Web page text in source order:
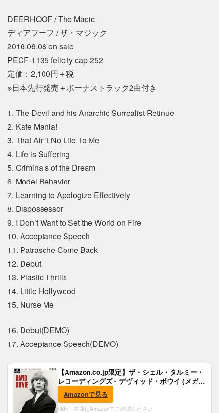
DEERHOOF / The Magic
ディアフーフ / ザ・マジック
2016.06.08 on sale
PECF-1135 felicity cap-252
定価：2,100円＋税
※日本先行発売＋ボーナストラック2曲付き
1. The Devil and his Anarchic Surrealist Retinue
2. Kafe Mania!
3. That Ain’t No Life To Me
4. Life is Suffering
5. Criminals of the Dream
6. Model Behavior
7. Learning to Apologize Effectively
8. Dispossessor
9. I Don’t Want to Set the World on Fire
10. Acceptance Speech
11. Patrasche Come Back
12. Debut
13. Plastic Thrills
14. Little Hollywood
15. Nurse Me
16. Debut(DEMO)
17. Acceptance Speech(DEMO)
【Amazon.co.jp限定】ザ・シェル・タルミー・
レコーディングズ - デヴィッド・ボウイ (メガジ
ャケ付)
Amazonで見る
価格・在庫はAmazonでご確認ください